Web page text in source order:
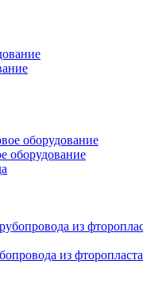
оборудование
из фторопласта